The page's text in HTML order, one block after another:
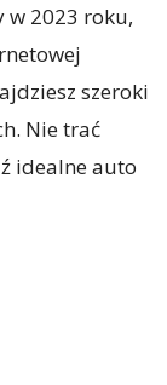
w 2023 roku,
szeroki
Nie trać
idealne auto